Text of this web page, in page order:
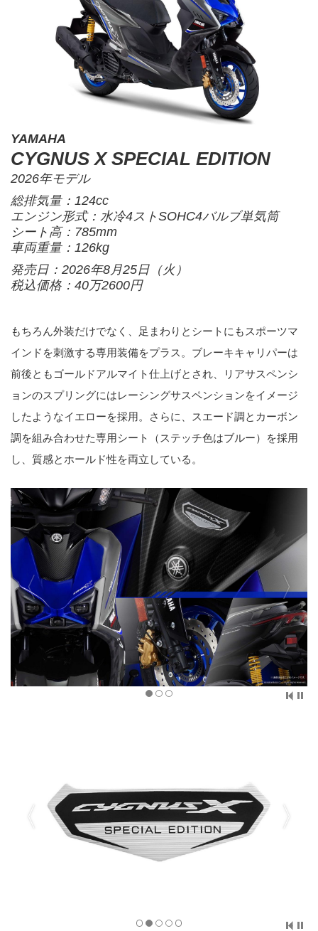
YAMAHA
CYGNUS X SPECIAL EDITION
2026年モデル
総排気量：124cc
エンジン形式：水冷4ストSOHC4バルブ単気筒
シート高：785mm
車両重量：126kg
発売日：2026年8月25日（火）
税込価格：40万2600円
もちろん外装だけでなく、足まわりとシートにもスポーツマ
インドを刺激する専用装備をプラス。ブレーキキャリパーは
前後ともゴールドアルマイト仕上げとされ、リアサスペンシ
ョンのスプリングにはレーシングサスペンションをイメージ
したようなイエローを採用。さらに、スエード調とカーボン
調を組み合わせた専用シート（ステッチ色はブルー）を採用
し、質感とホールド性を両立している。